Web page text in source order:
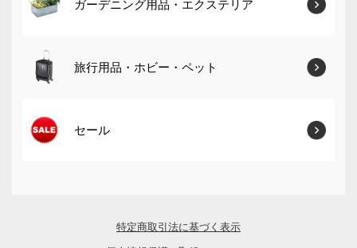
ガーデニング用品・エクステリア
旅行用品・ホビー・ペット
セール
特定商取引法に基づく表示